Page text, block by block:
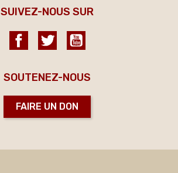
SUIVEZ-NOUS SUR
FacebookTwitter
SOUTENEZ-NOUS
FAIRE UN DON